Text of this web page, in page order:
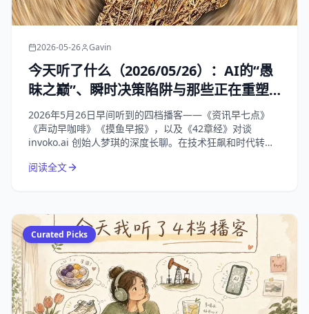
2026-05-26 Gavin
今天听了什么（2026/05/26）：AI的“愚
昧之巅”、瞬时决策陷阱与那些正在重塑
我们生活的商业变局
2026年5月26日早间听到的四档播客——《资讯早七点》
《声动早咖啡》《摸鱼早报》，以及《42章经》对谈
invoko.ai 创始人梦琪的深度长聊。在技术狂飙和时代转折
阅读全文
Curated Picks